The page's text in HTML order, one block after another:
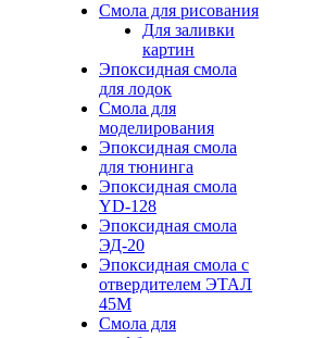
Смола для рисования
Для заливки
картин
Эпоксидная смола
для лодок
Смола для
моделирования
Эпоксидная смола
для тюнинга
Эпоксидная смола
YD-128
Эпоксидная смола
ЭД-20
Эпоксидная смола с
отвердителем ЭТАЛ
45М
Смола для